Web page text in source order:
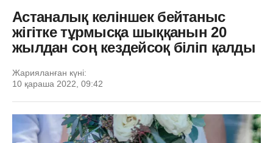
Астаналық келіншек бейтаныс
жігітке тұрмысқа шыққанын 20
жылдан соң кездейсоқ біліп қалды
Жарияланған күні:
10 қараша 2022, 09:42